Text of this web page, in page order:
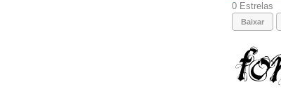
0
Baixar